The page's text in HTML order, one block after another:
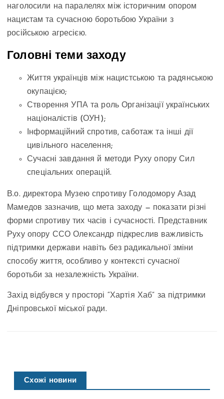
наголосили на паралелях між історичним опором
нацистам та сучасною боротьбою України з
російською агресією.
Головні теми заходу
Життя українців між нацистською та радянською
окупацією;
Створення УПА та роль Організації українських
націоналістів (ОУН);
Інформаційний спротив, саботаж та інші дії
цивільного населення;
Сучасні завдання й методи Руху опору Сил
спеціальних операцій.
В.о. директора Музею спротиву Голодомору Азад
Мамедов зазначив, що мета заходу — показати різні
форми спротиву тих часів і сучасності. Представник
Руху опору ССО Олександр підкреслив важливість
підтримки держави навіть без радикальної зміни
способу життя, особливо у контексті сучасної
боротьби за незалежність України.
Захід відбувся у просторі “Хартія Хаб” за підтримки
Дніпровської міської ради.
Схожі новини